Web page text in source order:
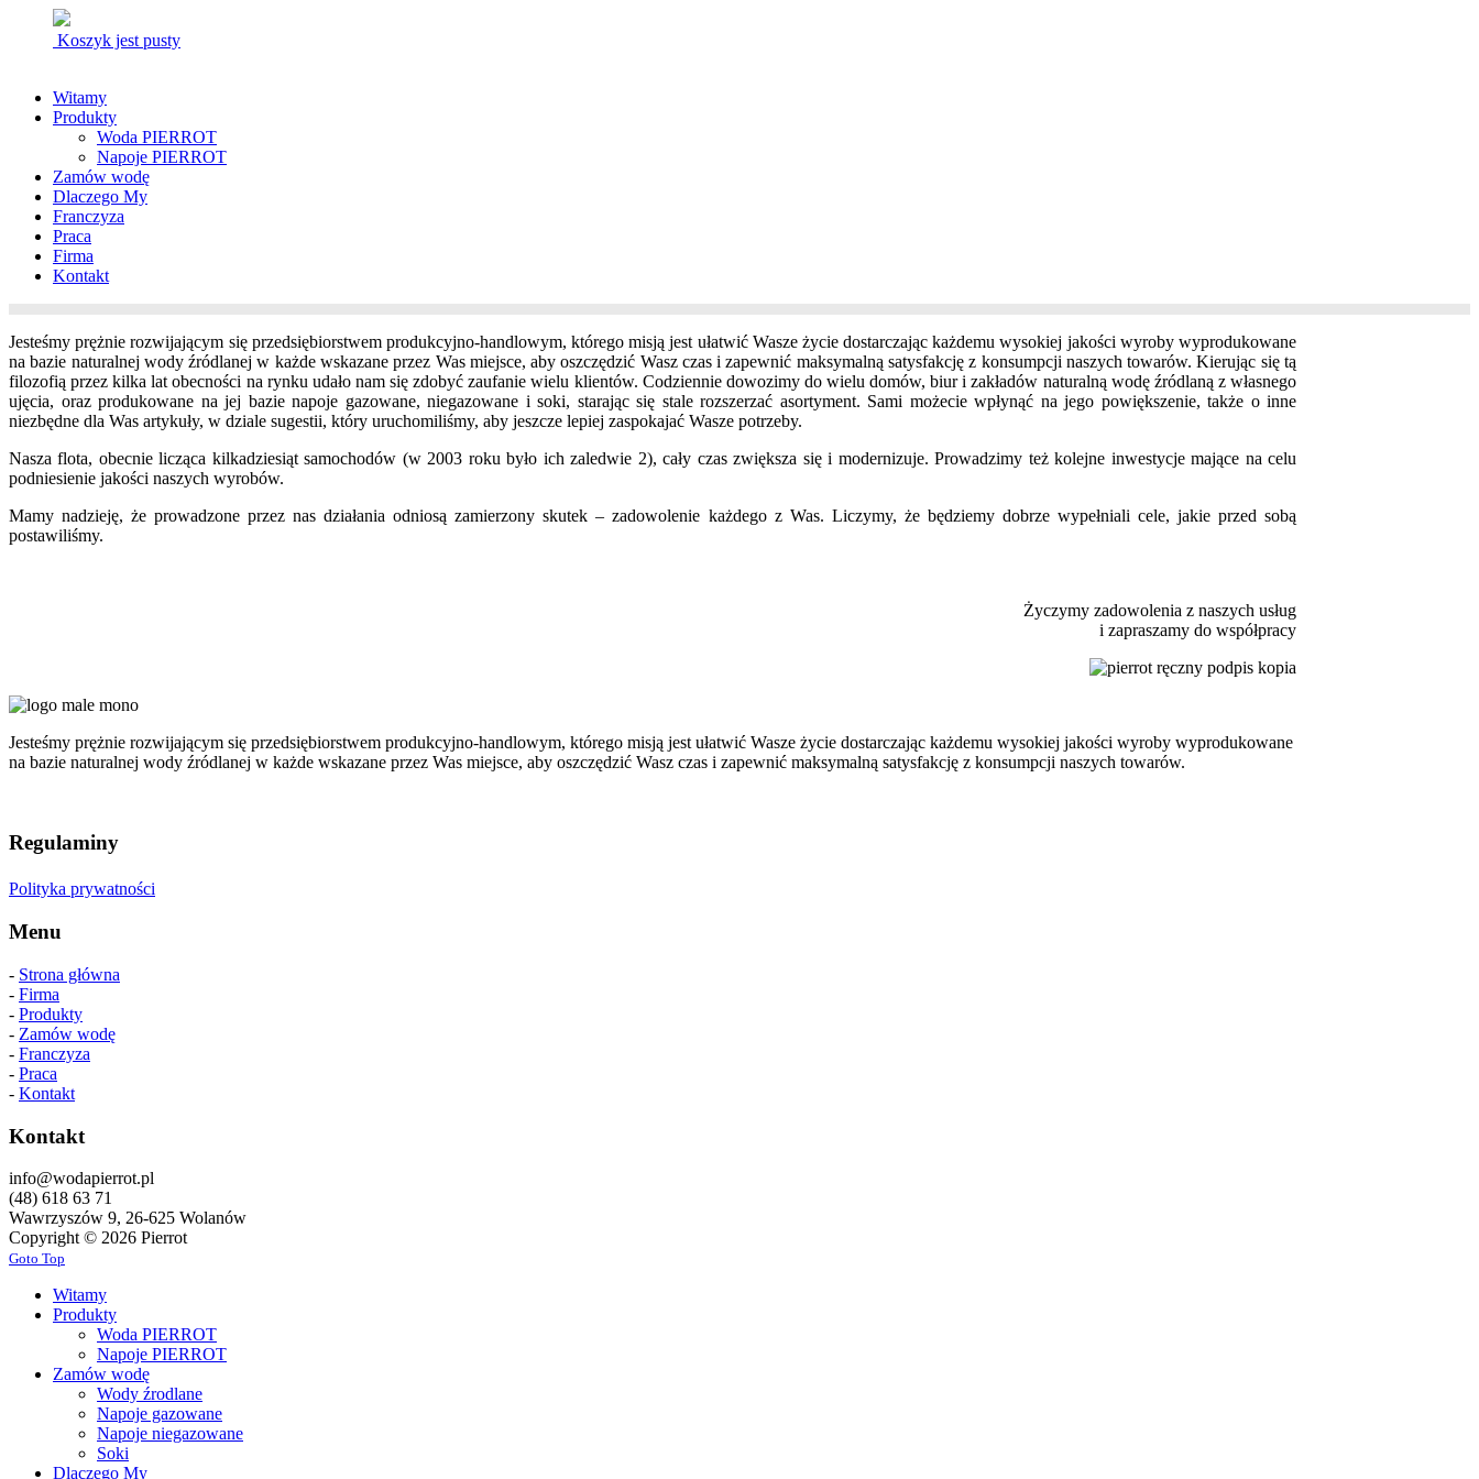
Koszyk jest pusty
Witamy
Produkty
Woda PIERROT
Napoje PIERROT
Zamów wodę
Dlaczego My
Franczyza
Praca
Firma
Kontakt
Jesteśmy prężnie rozwijającym się przedsiębiorstwem produkcyjno-handlowym, którego misją jest ułatwić Wasze życie dostarczając każdemu wysokiej jakości wyroby wyprodukowane
na bazie naturalnej wody źródlanej w każde wskazane przez Was miejsce, aby oszczędzić Wasz czas i zapewnić maksymalną satysfakcję z konsumpcji naszych towarów. Kierując się tą
filozofią przez kilka lat obecności na rynku udało nam się zdobyć zaufanie wielu klientów. Codziennie dowozimy do wielu domów, biur i zakładów naturalną wodę źródlaną z własnego
ujęcia, oraz produkowane na jej bazie napoje gazowane, niegazowane i soki, starając się stale rozszerzać asortyment. Sami możecie wpłynąć na jego powiększenie, także o inne
niezbędne dla Was artykuły, w dziale sugestii, który uruchomiliśmy, aby jeszcze lepiej zaspokajać Wasze potrzeby.
Nasza flota, obecnie licząca kilkadziesiąt samochodów (w 2003 roku było ich zaledwie 2), cały czas zwiększa się i modernizuje. Prowadzimy też kolejne inwestycje mające na celu
podniesienie jakości naszych wyrobów.
Mamy nadzieję, że prowadzone przez nas działania odniosą zamierzony skutek – zadowolenie każdego z Was. Liczymy, że będziemy dobrze wypełniali cele, jakie przed sobą
postawiliśmy.
Życzymy zadowolenia z naszych usług
i zapraszamy do współpracy
Jesteśmy prężnie rozwijającym się przedsiębiorstwem produkcyjno-handlowym, którego misją jest ułatwić Wasze życie dostarczając każdemu wysokiej jakości wyroby wyprodukowane
na bazie naturalnej wody źródlanej w każde wskazane przez Was miejsce, aby oszczędzić Wasz czas i zapewnić maksymalną satysfakcję z konsumpcji naszych towarów.
Regulaminy
Polityka prywatności
Menu
- Strona główna
- Firma
- Produkty
- Zamów wodę
- Franczyza
- Praca
- Kontakt
Kontakt
info@wodapierrot.pl
(48) 618 63 71
Wawrzyszów 9, 26-625 Wolanów
Copyright © 2026 Pierrot
Goto Top
Witamy
Produkty
Woda PIERROT
Napoje PIERROT
Zamów wodę
Wody źrodlane
Napoje gazowane
Napoje niegazowane
Soki
Dlaczego My